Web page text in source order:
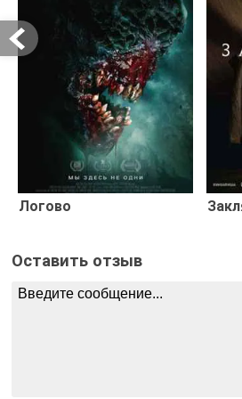
Логово
Оставить отзыв